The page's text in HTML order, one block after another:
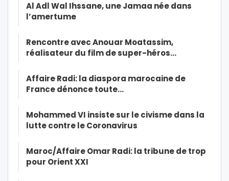
Al Adl Wal Ihssane, une Jamaa née dans
l’amertume
Rencontre avec Anouar Moatassim,
réalisateur du film de super-héros…
Affaire Radi: la diaspora marocaine de
France dénonce toute…
Mohammed VI insiste sur le civisme dans la
lutte contre le Coronavirus
Maroc/Affaire Omar Radi: la tribune de trop
pour Orient XXI